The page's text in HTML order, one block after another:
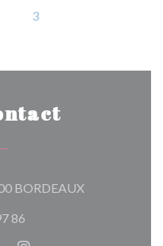
3
BORDEAUX((ouvre une
86